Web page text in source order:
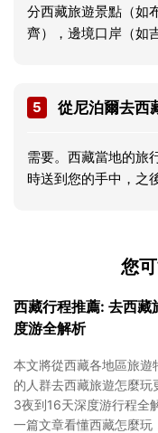
分西藏旅遊景點（如
齊），邊境口岸（如
5 從尼泊爾去西
需要。西藏當地的旅
時送到您的手中，之
您
西藏行程推薦: 去西
度游全解析
本文將從西藏各地區旅遊
的人群去西藏旅遊怎麼玩
3夜到16天深度游行程全
一篇文章看懂西藏怎麼玩